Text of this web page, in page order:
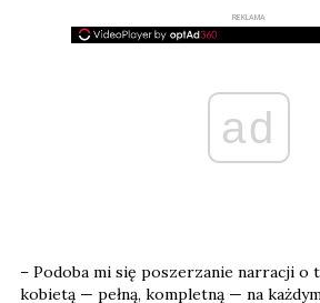
REKLAMA
ad
– Podoba mi się poszerzanie narracji o
kobietą — pełną, kompletną — na